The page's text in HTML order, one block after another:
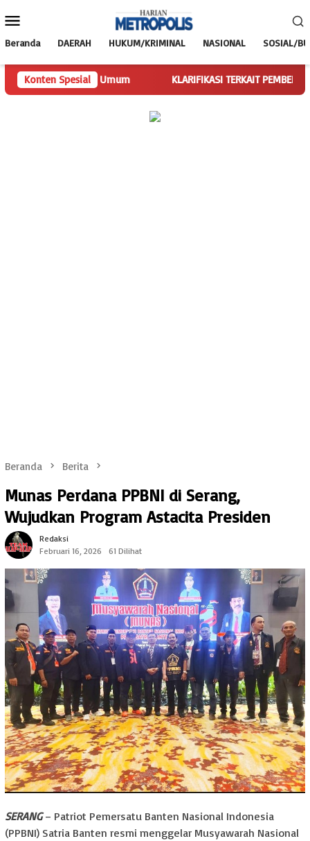
ke
Mobile
Beranda DAERAH HUKUM/KRIMINAL NASIONAL SOSIAL/
Konten Spesial
Tugas Ketua Umum KLARIFIKASI TERKAIT PEMBERITAAN
Beranda Berita
‎Munas Perdana PPBNI di Serang,
Wujudkan Program Astacita Presiden
Redaksi
Februari 16, 2026
61 Dilihat
SERANG– Patriot Pemersatu Banten Nasional Indonesia
(PPBNI) Satria Banten resmi menggelar Musyawarah Nasional